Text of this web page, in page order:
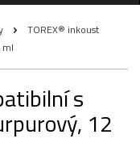
TOREX® inkoust
ml
s
12